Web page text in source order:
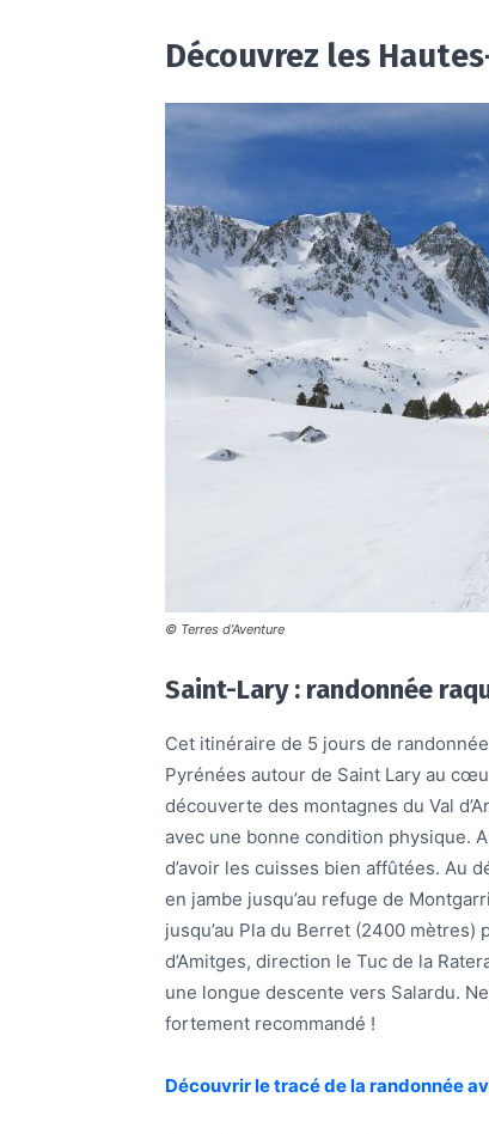
Découvrez les
© Terres d’Aventure
Saint-Lary : randonnée
Cet itinéraire de 5 jours de
Pyrénées autour de Saint Lary au
découverte des montagnes du Val
avec une bonne condition physique.
d’avoir les cuisses bien affûtées. Au
en jambe jusqu’au refuge de
jusqu’au Pla du Berret (2400
d’Amitges, direction le Tuc de la
une longue descente vers Salardu.
fortement recommandé !
Découvrir le tracé de la randonnée